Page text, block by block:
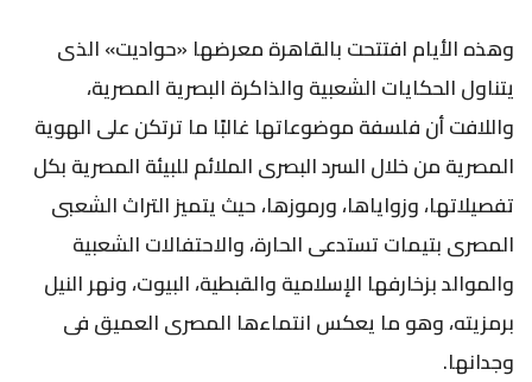
وهذه الأيام افتتحت بالقاهرة معرضها «حواديت» الذى
يتناول الحكايات الشعبية والذاكرة البصرية المصرية،
واللافت أن فلسفة موضوعاتها غالبًا ما ترتكن على الهوية
المصرية من خلال السرد البصرى الملائم للبيئة المصرية بكل
تفصيلاتها، وزواياها، ورموزها، حيث يتميز التراث الشعبى
المصرى بتيمات تستدعى الحارة، والاحتفالات الشعبية
والموالد بزخارفها الإسلامية والقبطية، البيوت، ونهر النيل
برمزيته، وهو ما يعكس انتماءها المصرى العميق فى
وجدانها.